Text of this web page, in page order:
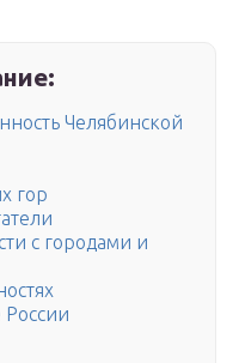
Челябинской
гор
с городами и